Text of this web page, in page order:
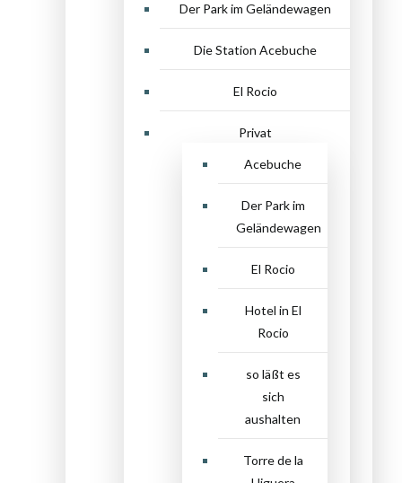
Der Park im Geländewagen
Die Station Acebuche
El Rocio
Privat
Acebuche
Der Park im
Geländewagen
El Rocio
Hotel in El
Rocio
so läßt es
sich
aushalten
Torre de la